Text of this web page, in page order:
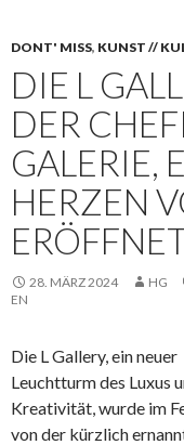
DONT' MISS, KUNST //
DIE L
DER
GALERIE,
HERZEN
28. MÄRZ 2024 HG
EN
Die L Gallery, ein neuer
Leuchtturm des Luxus
Kreativität, wurde im
von der kürzlich